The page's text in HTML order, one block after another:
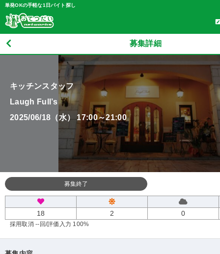
単発OKの手軽な1日バイト探し
募集詳細
キッチンスタッフ
Laugh Full’s
2025/06/18（水） 17:00～21:00
募集終了
18 2 0
採用取消 --回/評価入力 100%